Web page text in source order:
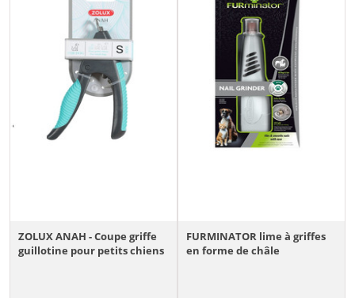
ZOLUX ANAH - Coupe griffe
guillotine pour petits chiens
FURMINATOR lime à griffes
en forme de châle